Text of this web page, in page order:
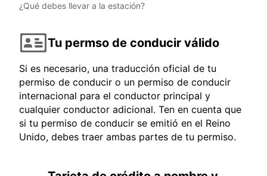
¿Qué debes llevar a la estación?
Tu permso de conducir válido
Si es necesario, una traducción oficial de tu
permiso de conducir o un permiso de conducir
internacional para el conductor principal y
cualquier conductor adicional. Ten en cuenta que
si tu permiso de conducir se emitió en el Reino
Unido, debes traer ambas partes de tu permiso.